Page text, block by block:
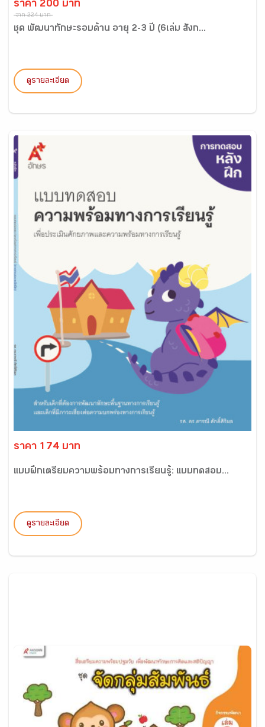
ราคา 200 บาท
จาก 224 บาท
ชุด พัฒนาทักษะรอบด้าน อายุ 2-3 ปี (6เล่ม สังก...
ดูรายละเอียด
ราคา 174 บาท
แบบฝึกเตรียมความพร้อมทางการเรียนรู้: แบบทดสอบ...
ดูรายละเอียด